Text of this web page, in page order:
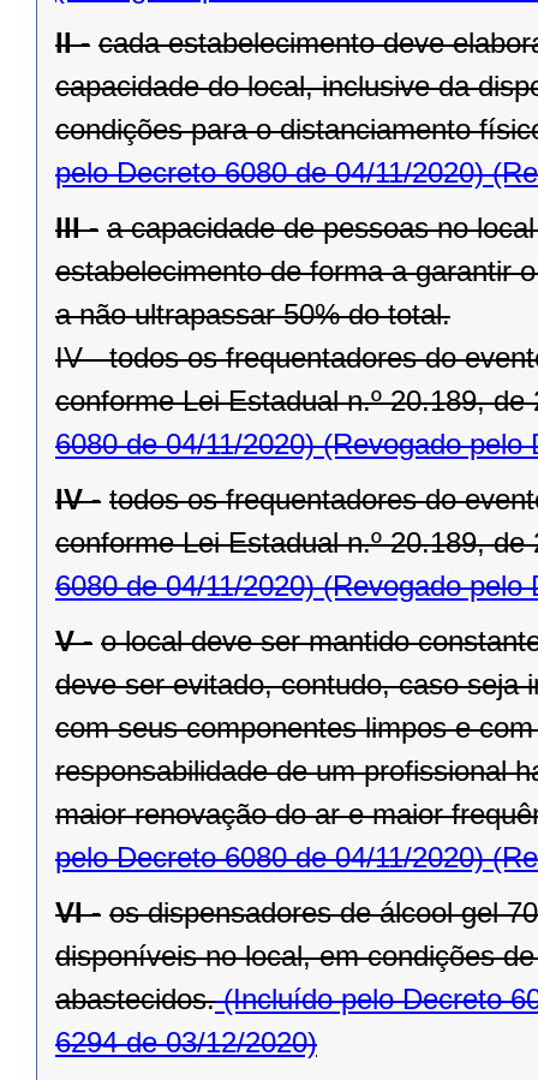
II - cada estabelecimento deve
capacidade do local, inclusive da
condições para o distanciamento
pelo Decreto 6080 de 04/11/2020)
III - a capacidade de pessoas no
estabelecimento de forma a garantir
a não ultrapassar 50% do total.
IV - todos os frequentadores do
conforme Lei Estadual n.º 20.189, de
6080 de 04/11/2020)(Revogado pelo
IV - todos os frequentadores do
conforme Lei Estadual n.º 20.189, de
6080 de 04/11/2020)(Revogado pelo
V - o local deve ser mantido
deve ser evitado, contudo, caso seja
com seus componentes limpos e
responsabilidade de um profissional
maior renovação do ar e maior
pelo Decreto 6080 de 04/11/2020)
VI - os dispensadores de álcool gel
disponíveis no local, em condições
abastecidos.(Incluído pelo Decreto
6294 de 03/12/2020)